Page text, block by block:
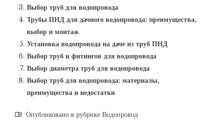
Выбор труб для водопровода
Трубы ПНД для дачного водопровода: преимущества,
выбор и монтаж
Установка водопровода на даче из труб ПНД
Выбор труб и фитингов для водопровода
Выбор диаметра труб для водопровода
Выбор труб для водопровода: материалы,
преимущества и недостатки
Опубликовано в рубрике Водопровод